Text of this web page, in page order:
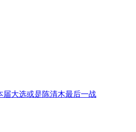
届大选或是陈清木最后一战